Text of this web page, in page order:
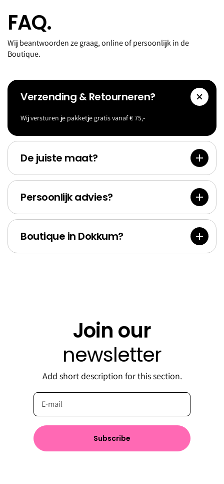
Accessoi
res
FAQ.
Wij beantwoorden ze graag, online of persoonlijk in de
Boutique.
Verzending & Retourneren?
Wij versturen je pakketje gratis vanaf € 75,-
De juiste maat?
Persoonlijk advies?
Boutique in Dokkum?
Join our
newsletter
Add short description for this section.
Subscribe